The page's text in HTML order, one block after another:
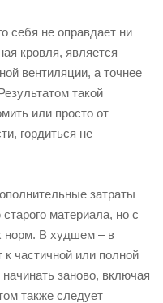
себя не оправдает ни
кровля, является
вентиляции, а точнее
такой
или просто от
гордиться не
затраты
материала, но с
норм. В худшем – в
к частичной или полной
заново, включая
также следует